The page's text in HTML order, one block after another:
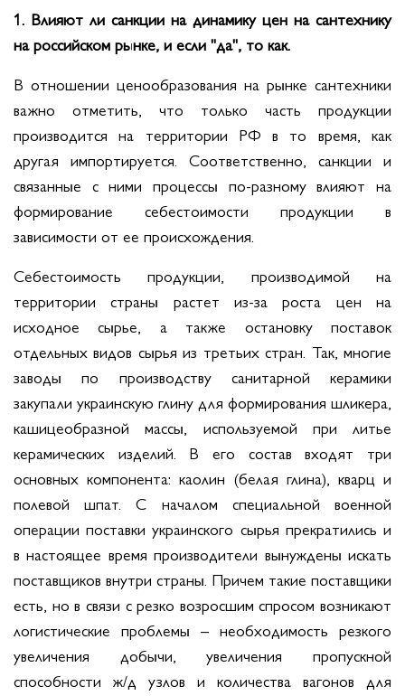
1. Влияют ли санкции на динамику цен на сантехнику
на российском рынке, и если "да", то как.
В отношении ценообразования на рынке сантехники
важно отметить, что только часть продукции
производится на территории РФ в то время, как
другая импортируется. Соответственно, санкции и
связанные с ними процессы по-разному влияют на
формирование себестоимости продукции в
зависимости от ее происхождения.
Себестоимость продукции, производимой на
территории страны растет из-за роста цен на
исходное сырье, а также остановку поставок
отдельных видов сырья из третьих стран. Так, многие
заводы по производству санитарной керамики
закупали украинскую глину для формирования шликера,
кашицеобразной массы, используемой при литье
керамических изделий. В его состав входят три
основных компонента: каолин (белая глина), кварц и
полевой шпат. С началом специальной военной
операции поставки украинского сырья прекратились и
в настоящее время производители вынуждены искать
поставщиков внутри страны. Причем такие поставщики
есть, но в связи с резко возросшим спросом возникают
логистические проблемы – необходимость резкого
увеличения добычи, увеличения пропускной
способности ж/д узлов и количества вагонов для